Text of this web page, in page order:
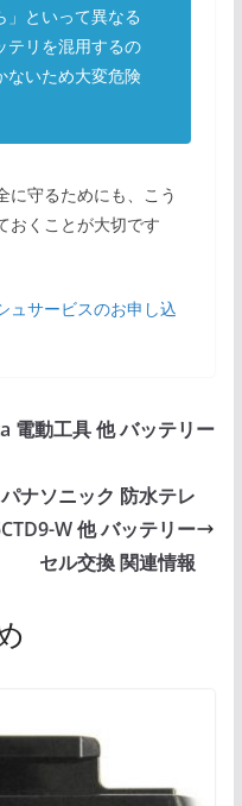
」といって異なる
テリを混用するの
ないため大変危険
に守るためにも、こう
おくことが大切です
ュサービスのお申し込
電動工具 他 バッテリー
ナソニック 防水テレ
W 他 バッテリー
セル交換 関連情報